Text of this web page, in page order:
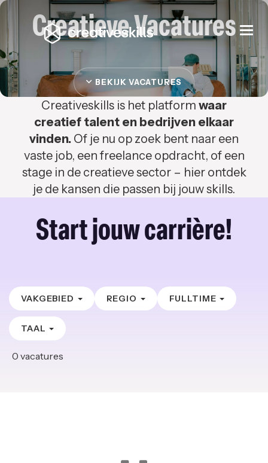
Creatieve Vacatures
BEKIJK VACATURES
Creativeskills is het platform waar
creatief talent en bedrijven elkaar
vinden. Of je nu op zoek bent naar een
vaste job, een freelance opdracht, of een
stage in de creatieve sector – hier ontdek
je de kansen die passen bij jouw skills.
Start jouw carrière!
VAKGEBIED REGIO FULLTIME
TAAL
0 vacatures